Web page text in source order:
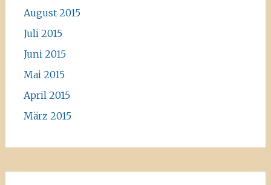
August 2015
Juli 2015
Juni 2015
Mai 2015
April 2015
März 2015